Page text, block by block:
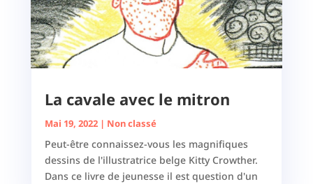
La cavale avec le mitron
Mai 19, 2022| Non classé
Peut-être connaissez-vous les magnifiques
dessins de l'illustratrice belge Kitty Crowther.
Dans ce livre de jeunesse il est question d'un